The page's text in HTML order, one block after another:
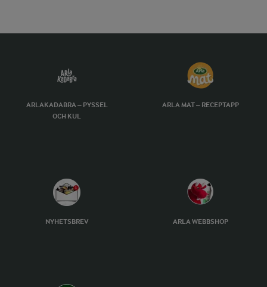
ARLAKADABRA – PYSSEL
OCH KUL
ARLA MAT – RECEPTAPP
NYHETSBREV ARLA WEBBSHOP